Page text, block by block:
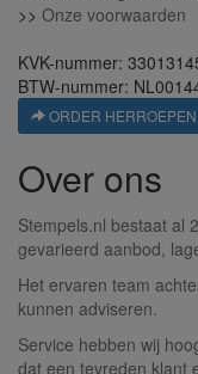
>> Onze voorwaarden
KVK-nummer:
BTW-nummer:
ORDER HERROEPEN
Over ons
Stempels.nl bestaat al
gevarieerd aanbod,
Het ervaren team
kunnen adviseren.
Service hebben wij
dat een tevreden klant